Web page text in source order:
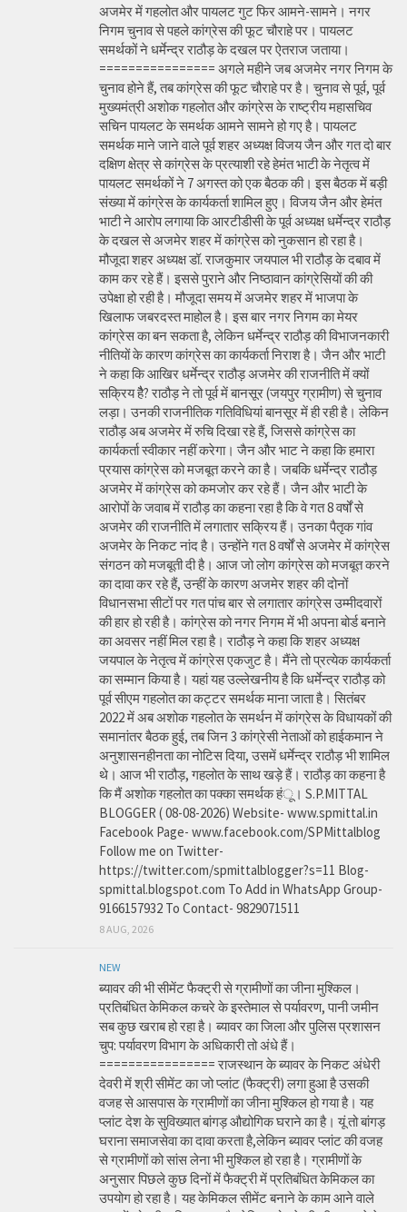
अजमेर में गहलोत और पायलट गुट फिर आमने-सामने। नगर
निगम चुनाव से पहले कांग्रेस की फूट चौराहे पर। पायलट
समर्थकों ने धर्मेन्द्र राठौड़ के दखल पर ऐतराज जताया।
================ अगले महीने जब अजमेर नगर निगम के
चुनाव होने हैं, तब कांग्रेस की फूट चौराहे पर है। चुनाव से पूर्व, पूर्व
मुख्यमंत्री अशोक गहलोत और कांग्रेस के राष्ट्रीय महासचिव
सचिन पायलट के समर्थक आमने सामने हो गए है। पायलट
समर्थक माने जाने वाले पूर्व शहर अध्यक्ष विजय जैन और गत दो बार
दक्षिण क्षेत्र से कांग्रेस के प्रत्याशी रहे हेमंत भाटी के नेतृत्व में
पायलट समर्थकों ने 7 अगस्त को एक बैठक की। इस बैठक में बड़ी
संख्या में कांग्रेस के कार्यकर्ता शामिल हुए। विजय जैन और हेमंत
भाटी ने आरोप लगाया कि आरटीडीसी के पूर्व अध्यक्ष धर्मेन्द्र राठौड़
के दखल से अजमेर शहर में कांग्रेस को नुकसान हो रहा है।
मौजूदा शहर अध्यक्ष डॉ. राजकुमार जयपाल भी राठौड़ के दबाव में
काम कर रहे हैं। इससे पुराने और निष्ठावान कांग्रेसियों की की
उपेक्षा हो रही है। मौजूदा समय में अजमेर शहर में भाजपा के
खिलाफ जबरदस्त माहोल है। इस बार नगर निगम का मेयर
कांग्रेस का बन सकता है, लेकिन धर्मेन्द्र राठौड़ की विभाजनकारी
नीतियों के कारण कांग्रेस का कार्यकर्ता निराश है। जैन और भाटी
ने कहा कि आखिर धर्मेन्द्र राठौड़ अजमेर की राजनीति में क्यों
सक्रिय हैै? राठौड़ ने तो पूर्व में बानसूर (जयपुर ग्रामीण) से चुनाव
लड़ा। उनकी राजनीतिक गतिविधियां बानसूर में ही रही है। लेकिन
राठौड़ अब अजमेर में रुचि दिखा रहे हैं, जिससे कांग्रेस का
कार्यकर्ता स्वीकार नहीं करेगा। जैन और भाट ने कहा कि हमारा
प्रयास कांग्रेस को मजबूत करने का है। जबकि धर्मेन्द्र राठौड़
अजमेर में कांग्रेस को कमजोर कर रहे हैं। जैन और भाटी के
आरोपों के जवाब में राठौड़ का कहना रहा है कि वे गत 8 वर्षों से
अजमेर की राजनीति में लगातार सक्रिय हैं। उनका पैतृक गांव
अजमेर के निकट नांद है। उन्होंने गत 8 वर्षों से अजमेर में कांग्रेस
संगठन को मजबूती दी है। आज जो लोग कांग्रेस को मजबूत करने
का दावा कर रहे हैं, उन्हीं के कारण अजमेर शहर की दोनों
विधानसभा सीटों पर गत पांच बार से लगातार कांग्रेस उम्मीदवारों
की हार हो रही है। कांग्रेस को नगर निगम में भी अपना बोर्ड बनाने
का अवसर नहीं मिल रहा है। राठौड़ ने कहा कि शहर अध्यक्ष
जयपाल के नेतृत्व में कांग्रेस एकजुट है। मैंने तो प्रत्येक कार्यकर्ता
का सम्मान किया है। यहां यह उल्लेखनीय है कि धर्मेन्द्र राठौड़ को
पूर्व सीएम गहलोत का कट्टर समर्थक माना जाता है। सितंबर
2022 में अब अशोक गहलोत के समर्थन में कांग्रेस के विधायकों की
समानांतर बैठक हुई, तब जिन 3 कांग्रेसी नेताओं को हाईकमान ने
अनुशासनहीनता का नोटिस दिया, उसमें धर्मेन्द्र राठौड़ भी शामिल
थे। आज भी राठौड़, गहलोत के साथ खड़े हैं। राठौड़ का कहना है
कि मैं अशोक गहलोत का पक्का समर्थक हंू। S.P.MITTAL
BLOGGER ( 08-08-2026) Website- www.spmittal.in
Facebook Page- www.facebook.com/SPMittalblog
Follow me on Twitter-
https://twitter.com/spmittalblogger?s=11 Blog-
spmittal.blogspot.com To Add in WhatsApp Group-
9166157932 To Contact- 9829071511
8 AUG, 2026
NEW
ब्यावर की भी सीमेंट फैक्ट्री से ग्रामीणों का जीना मुश्किल।
प्रतिबंधित केमिकल कचरे के इस्तेमाल से पर्यावरण, पानी जमीन
सब कुछ खराब हो रहा है। ब्यावर का जिला और पुलिस प्रशासन
चुप: पर्यावरण विभाग के अधिकारी तो अंधे हैं।
================ राजस्थान के ब्यावर के निकट अंधेरी
देवरी में श्री सीमेंट का जो प्लांट (फैक्ट्री) लगा हुआ है उसकी
वजह से आसपास के ग्रामीणों का जीना मुश्किल हो गया है। यह
प्लांट देश के सुविख्यात बांगड़ औद्योगिक घराने का है। यूं तो बांगड़
घराना समाजसेवा का दावा करता है,लेकिन ब्यावर प्लांट की वजह
से ग्रामीणों को सांस लेना भी मुश्किल हो रहा है। ग्रामीणों के
अनुसार पिछले कुछ दिनों में फैक्ट्री में प्रतिबंधित केमिकल का
उपयोग हो रहा है। यह केमिकल सीमेंट बनाने के काम आने वाले